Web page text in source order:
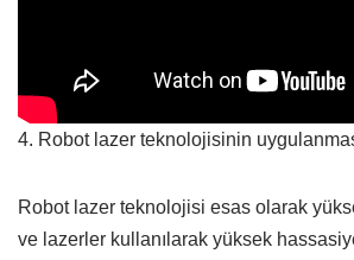
4. Robot lazer teknolojisinin
Robot lazer teknolojisi esas olarak
ve lazerler kullanılarak yüksek